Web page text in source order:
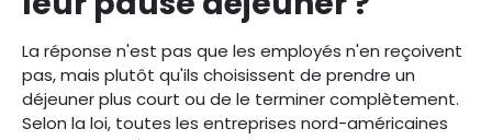
La réponse n'est pas que les employés n'en reçoivent
pas, mais plutôt qu'ils choisissent de prendre un
déjeuner plus court ou de le terminer complètement.
Selon la loi, toutes les entreprises nord-américaines